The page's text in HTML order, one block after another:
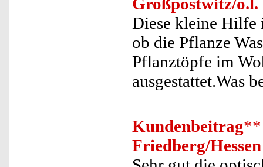
Diese kleine Hilfe
ob die Pflanze
Pflanztöpfe im
ausgestattet.Was
Kundenbeitrag**
Friedberg/Hessen